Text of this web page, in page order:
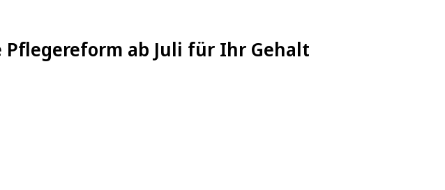
ab Juli für Ihr Gehalt